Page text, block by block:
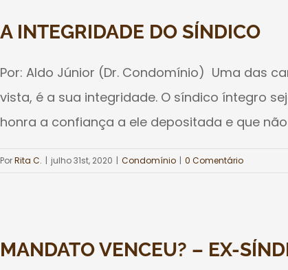
A INTEGRIDADE DO SÍNDICO
Por: Aldo Júnior (Dr. Condomínio) Uma das
vista, é a sua integridade. O síndico íntegro
honra a confiança a ele depositada e que não
PorRita C. | julho 31st, 2020 | Condomínio | 0 Comentário
MANDATO VENCEU? – EX-